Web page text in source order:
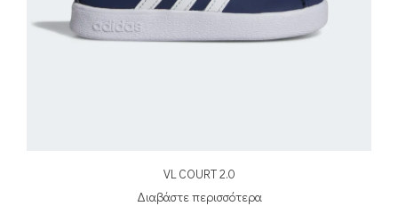
VL COURT 2.0
Διαβάστε περισσότερα